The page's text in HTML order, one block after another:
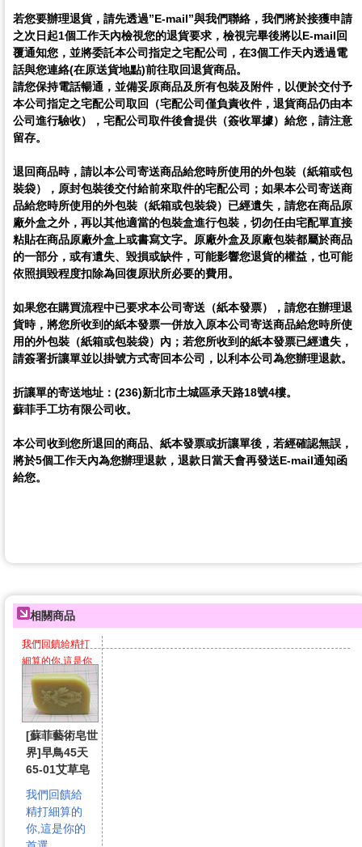
若您要辦理退貨，請先透過”E-mail”與我們聯絡，我們將於接獲申請
之次日起1個工作天內檢視您的退貨要求，檢視完畢後將以E-mail回
覆通知您，並將委託本公司指定之宅配公司，在3個工作天內透過電
話與您連絡(在原送貨地點)前往取回退貨商品。
請您保持電話暢通，並備妥原商品及所有包裝及附件，以便於交付予
本公司指定之宅配公司取回（宅配公司僅負責收件，退貨商品仍由本
公司進行驗收），宅配公司取件後會提供（簽收單據）給您，請注意
留存。
退回商品時，請以本公司寄送商品給您時所使用的外包裝（紙箱或包
裝袋），原封包裝後交付給前來取件的宅配公司；如果本公司寄送商
品給您時所使用的外包裝（紙箱或包裝袋）已經遺失，請您在商品原
廠外盒之外，再以其他適當的包裝盒進行包裝，切勿任由宅配單直接
粘貼在商品原廠外盒上或書寫文字。原廠外盒及原廠包裝都屬於商品
的一部分，或有遺失、毀損或缺件，可能影響您退貨的權益，也可能
依照損毀程度扣除為回復原狀所必要的費用。
如果您在購買流程中已要求本公司寄送（紙本發票），請您在辦理退
貨時，將您所收到的紙本發票一併放入原本公司寄送商品給您時所使
用的外包裝（紙箱或包裝袋）內；若您所收到的紙本發票已經遺失，
請簽署折讓單並以掛號方式寄回本公司，以利本公司為您辦理退款。
折讓單的寄送地址：(236)新北市土城區承天路18號4樓。
蘇菲手工坊有限公司收。
本公司收到您所退回的商品、紙本發票或折讓單後，若經確認無誤，
將於5個工作天內為您辦理退款，退款日當天會再發送E-mail通知函
給您。
相關商品
我們回饋給精打
細算的你,這是你
的首選
[蘇菲藝術皂世
界]早鳥45天
65-01艾草皂
我們回饋給
精打細算的
你,這是你的